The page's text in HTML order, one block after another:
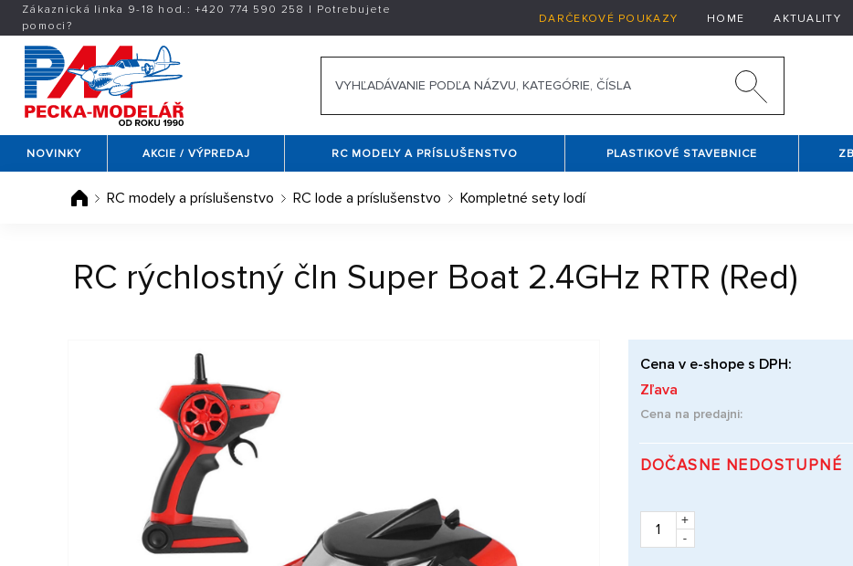
Zákaznická linka 9-18 hod.:+420 774 590 258 | Potrebujete
pomoci?
DARČEKOVÉ POUKAZY HOME AKTUALITY
NOVINKY AKCIE / VÝPREDAJ RC MODELY A PRÍSLUŠENSTVO PLASTIKOVÉ STAVEBNICE
RC modely a príslušenstvo RC lode a príslušenstvo Kompletné sety lodí
RC rýchlostný čln Super Boat 2.4GHz RTR (Red)
Cena v e-shope s DPH:
Zľava
Cena na predajni:
DOČASNE NEDOSTUPNÉ
+
-